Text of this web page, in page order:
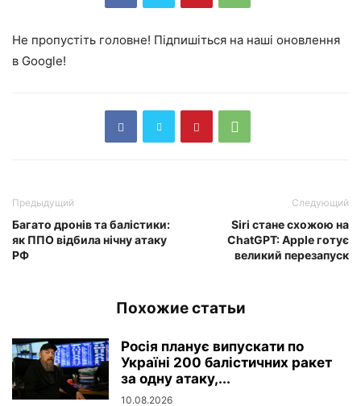
Не пропустіть головне! Підпишіться на наші оновлення
в Google!
Предыдущий
Багато дронів та балістики:
як ППО відбила нічну атаку
РФ
Следующий
Siri стане схожою на
ChatGPT: Apple готує
великий перезапуск
Похожие статьи
Росія планує випускати по
Україні 200 балістичних ракет
за одну атаку,...
10.08.2026